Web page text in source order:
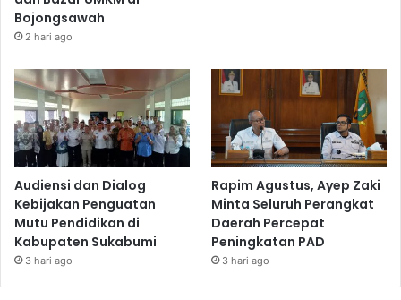
Bojongsawah
2 hari ago
Audiensi dan Dialog
Kebijakan Penguatan
Mutu Pendidikan di
Kabupaten Sukabumi
3 hari ago
Rapim Agustus, Ayep Zaki
Minta Seluruh Perangkat
Daerah Percepat
Peningkatan PAD
3 hari ago